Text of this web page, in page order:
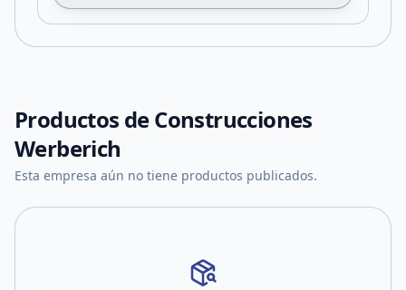
Productos deConstrucciones
Werberich
Esta empresa aún no tiene productos publicados.